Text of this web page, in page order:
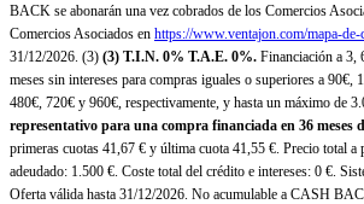
BACK se abonarán una vez cobrados de los Comercios
Comercios Asociados en https://www.ventajon.com/mapa-de-
31/12/2026. (3) (3) T.I.N. 0% T.A.E. 0%. Financiación a 3,
meses sin intereses para compras iguales o superiores a 90€,
480€, 720€ y 960€, respectivamente, y hasta un máximo de
representativo para una compra financiada en 36 meses
primeras cuotas 41,67 € y última cuota 41,55 €. Precio total a
adeudado: 1.500 €. Coste total del crédito e intereses: 0 €.
Oferta válida hasta 31/12/2026. No acumulable a CASH